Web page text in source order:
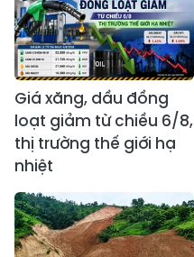
Giá xăng, dầu đồng
loạt giảm từ chiều 6/8,
thị trường thế giới hạ
nhiệt